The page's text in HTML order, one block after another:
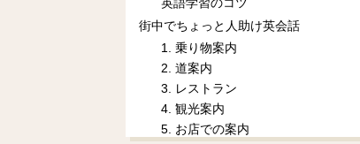
街中でちょっと人助け英会話
1. 乗り物案内
2. 道案内
3. レストラン
4. 観光案内
5. お店での案内